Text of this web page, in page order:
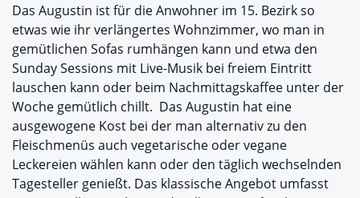
Das Augustin ist für die Anwohner im 15. Bezirk so
etwas wie ihr verlängertes Wohnzimmer, wo man in
gemütlichen Sofas rumhängen kann und etwa den
Sunday Sessions mit Live-Musik bei freiem Eintritt
lauschen kann oder beim Nachmittagskaffee unter der
Woche gemütlich chillt. Das Augustin hat eine
ausgewogene Kost bei der man alternativ zu den
Fleischmenüs auch vegetarische oder vegane
Leckereien wählen kann oder den täglich wechselnden
Tagesteller genießt. Das klassische Angebot umfasst